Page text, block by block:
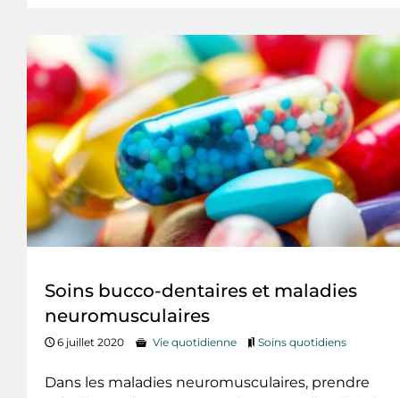
Soins bucco-dentaires et maladies
neuromusculaires
6 juillet 2020 Vie quotidienne Soins quotidiens
Dans les maladies neuromusculaires, prendre